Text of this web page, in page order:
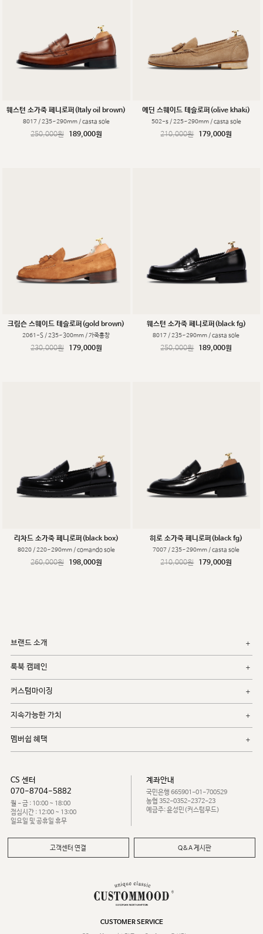
웨스턴 소가죽 페니로퍼(Italy oil brown)
8017 / 235~290mm / casta sole
250,000원 189,000원
에딘 스웨이드 테슬로퍼(olive khaki)
502-s / 225~290mm / casta sole
210,000원 179,000원
크림슨 스웨이드 테슬로퍼(gold brown)
2061-S / 235~300mm / 가죽홍창
230,000원 179,000원
웨스턴 소가죽 페니로퍼(black fg)
8017 / 235~290mm / casta sole
250,000원 189,000원
리차드 소가죽 페니로퍼(black box)
8020 / 220~290mm / comando sole
260,000원 198,000원
히로 소가죽 페니로퍼(black fg)
7007 / 235~290mm / casta sole
210,000원 179,000원
브랜드 소개
룩북 캠페인
커스텀마이징
지속가능한 가치
멤버쉽 혜택
CS 센터
070-8704-5882
월 - 금 : 10:00 ~ 18:00
점심시간 : 12:00 ~ 13:00
일요일 및 공휴일 휴무
계좌안내
국민은행 665901-01-700529
농협 352-0352-2372-23
예금주: 윤성민(커스텀무드)
고객센터 연결 Q&A 게시판
CUSTOMER SERVICE